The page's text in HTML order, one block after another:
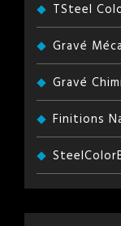
TSteel
Gravé
Gravé
Finitions